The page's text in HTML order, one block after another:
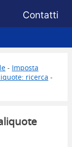
Menu di
Contatti
- Imposta
ricerca -